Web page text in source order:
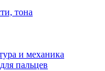
тона
и механика
пальцев